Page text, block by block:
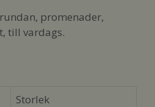
promenader,
till vardags.
Storlek